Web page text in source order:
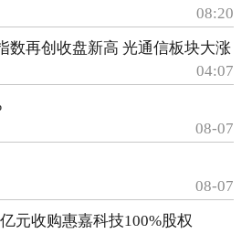
08:20
数再创收盘新高 光通信板块大涨
04:07
08-07
08-07
元收购惠嘉科技100%股权